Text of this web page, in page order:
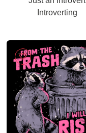
Introverting